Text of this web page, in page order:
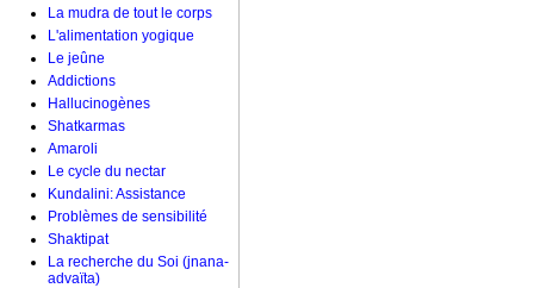
La mudra de tout le corps
L'alimentation yogique
Le jeûne
Addictions
Hallucinogènes
Shatkarmas
Amaroli
Le cycle du nectar
Kundalini: Assistance
Problèmes de sensibilité
Shaktipat
La recherche du Soi (jnana-
advaïta)